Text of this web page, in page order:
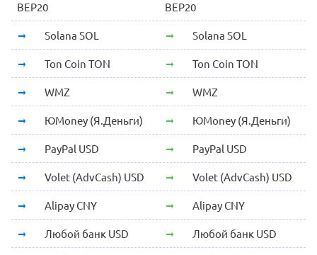
BEP20
BEP20
Solana SOL Solana SOL
Ton Coin TON Ton Coin TON
WMZ WMZ
ЮMoney (Я.Деньги) ЮMoney (Я.Деньги)
PayPal USD PayPal USD
Volet (AdvCash) USD Volet (AdvCash) USD
Alipay CNY Alipay CNY
Любой банк USD Любой банк USD